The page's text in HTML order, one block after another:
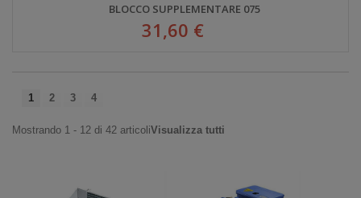
BLOCCO SUPPLEMENTARE 075
31,60 €
1 2 3 4
Mostrando 1 - 12 di 42 articoliVisualizza tutti